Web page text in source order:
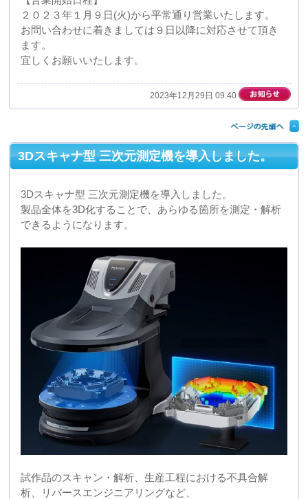
試作品のスキャン・解析、生産工程における不具合解
様々なシーンで信頼性の高い安定した測定を実現しま
今後もより一層の品質向上に取り組んでまいります。
2023年10月17日 09:05
産業交流展2023に出展します。
2023年11月20日(月)21日(火)22日(水)の３日間、東京ビッ
グサイト西展示棟にて開催されます産業交流展2023に出
展いたします。
当日は実際に真空成形の技術を用いて製造しました製品
のサンプルを多数展示いたします。